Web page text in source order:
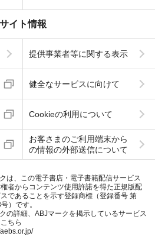
サイト情報
提供事業者等に関する表示
健全なサービスに向けて
Cookieの利用について
お客さまのご利用端末から
の情報の外部送信について
は、この電子書店・電子書籍配信サービス
者からコンテンツ使用許諾を得た正規版配
であることを示す登録商標（登録番号 第
）です。
の詳細、ABJマークを掲示しているサービス
ちら